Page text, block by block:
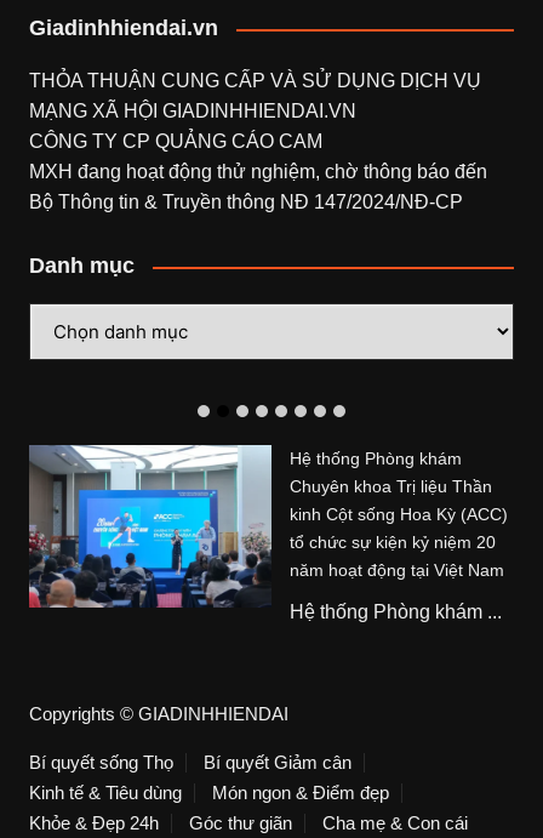
Giadinhhiendai.vn
THỎA THUẬN CUNG CẤP VÀ SỬ DỤNG DỊCH VỤ
MẠNG XÃ HỘI GIADINHHIENDAI.VN
CÔNG TY CP QUẢNG CÁO CAM
MXH đang hoạt động thử nghiệm, chờ thông báo đến
Bộ Thông tin & Truyền thông NĐ 147/2024/NĐ-CP
Danh mục
mục
Hệ thống Phòng khám
Chuyên khoa Trị liệu Thần
kinh Cột sống Hoa Kỳ (ACC)
tổ chức sự kiện kỷ niệm 20
năm hoạt động tại Việt Nam
Hệ thống Phòng khám ...
Copyrights © GIADINHHIENDAI
Bí quyết sống Thọ
Bí quyết Giảm cân
Kinh tế & Tiêu dùng
Món ngon & Điểm đẹp
Khỏe & Đẹp 24h
Góc thư giãn Cha mẹ & Con cái